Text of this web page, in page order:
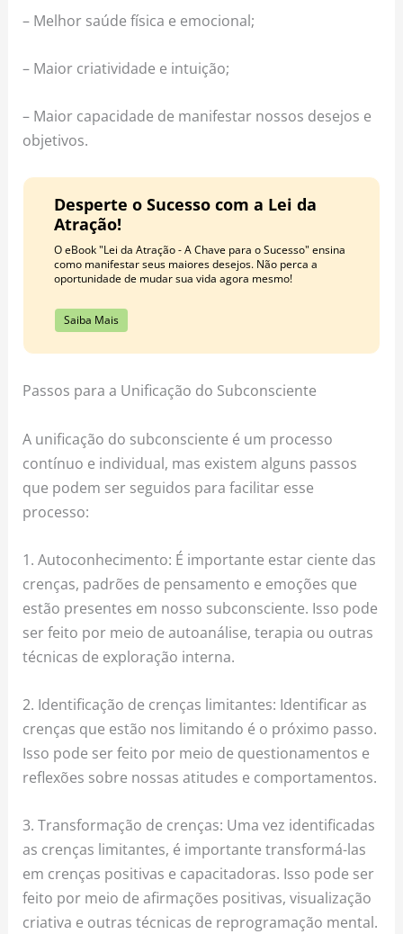
– Melhor saúde física e emocional;
– Maior criatividade e intuição;
– Maior capacidade de manifestar nossos desejos e
objetivos.
Desperte o Sucesso com a Lei da
Atração!
O eBook "Lei da Atração - A Chave para o Sucesso" ensina
como manifestar seus maiores desejos. Não perca a
oportunidade de mudar sua vida agora mesmo!
Saiba Mais
Passos para a Unificação do Subconsciente
A unificação do subconsciente é um processo
contínuo e individual, mas existem alguns passos
que podem ser seguidos para facilitar esse
processo:
1. Autoconhecimento: É importante estar ciente das
crenças, padrões de pensamento e emoções que
estão presentes em nosso subconsciente. Isso pode
ser feito por meio de autoanálise, terapia ou outras
técnicas de exploração interna.
2. Identificação de crenças limitantes: Identificar as
crenças que estão nos limitando é o próximo passo.
Isso pode ser feito por meio de questionamentos e
reflexões sobre nossas atitudes e comportamentos.
3. Transformação de crenças: Uma vez identificadas
as crenças limitantes, é importante transformá-las
em crenças positivas e capacitadoras. Isso pode ser
feito por meio de afirmações positivas, visualização
criativa e outras técnicas de reprogramação mental.